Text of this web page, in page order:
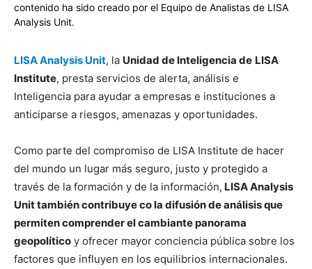
contenido ha sido creado por el Equipo de Analistas de LISA
Analysis Unit.
LISA Analysis Unit, la Unidad de Inteligencia de LISA
Institute, presta servicios de alerta, análisis e
Inteligencia para ayudar a empresas e instituciones a
anticiparse a riesgos, amenazas y oportunidades.
Como parte del compromiso de LISA Institute de hacer
del mundo un lugar más seguro, justo y protegido a
través de la formación y de la información, LISA Analysis
Unit también contribuye co la difusión de análisis que
permiten comprender el cambiante panorama
geopolítico y ofrecer mayor conciencia pública sobre los
factores que influyen en los equilibrios internacionales.